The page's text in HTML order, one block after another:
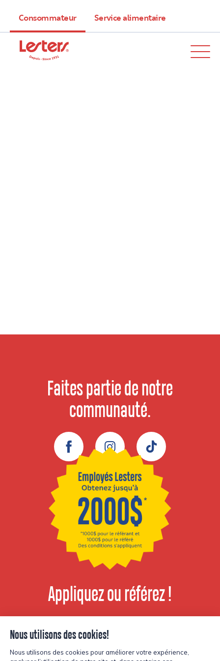
Consommateur Service alimentaire
Faites partie de notre
communauté.
Facebook Instagram TikTok
Appliquez ou référez !
Voir les postes
disponibles